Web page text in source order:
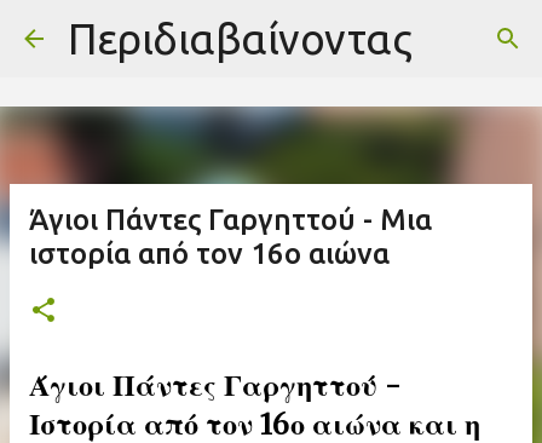
Μετάβαση στο κύριο περιεχόμενο
Περιδιαβαίνοντας
Άγιοι Πάντες Γαργηττού - Μια
ιστορία από τον 16ο αιώνα
Άγιοι Πάντες Γαργηττού -
Ιστορία από τον 16ο αιώνα και η